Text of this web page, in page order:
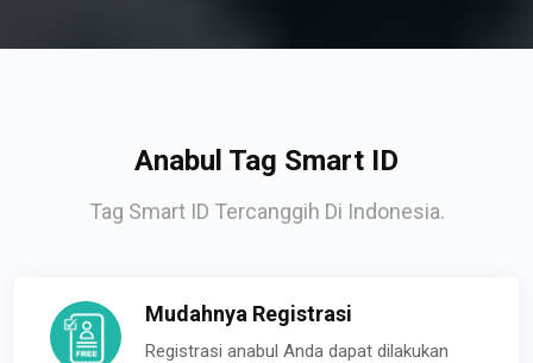
Anabul Tag Smart ID
Tag Smart ID Tercanggih Di Indonesia.
Mudahnya Registrasi
Registrasi anabul Anda dapat dilakukan